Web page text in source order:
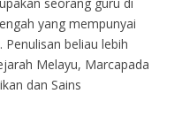
yang mempunyai
beliau lebih
Melayu, Marcapada
dan Sains